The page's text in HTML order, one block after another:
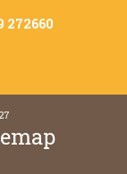
272660